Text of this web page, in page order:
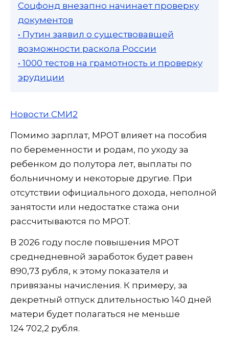
Соцфонд внезапно начинает проверку
документов
• Путин заявил о существовавшей
возможности раскола России
• 1000 тестов на грамотность и проверку
эрудиции
Новости СМИ2
Помимо зарплат, МРОТ влияет на пособия
по беременности и родам, по уходу за
ребенком до полутора лет, выплаты по
больничному и некоторые другие. При
отсутствии официального дохода, неполной
занятости или недостатке стажа они
рассчитываются по МРОТ.
В 2026 году после повышения МРОТ
среднедневной заработок будет равен
890,73 рубля, к этому показателя и
привязаны начисления. К примеру, за
декретный отпуск длительностью 140 дней
матери будет полагаться не меньше
124 702,2 рубля.